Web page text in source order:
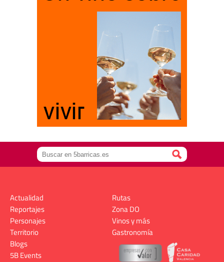
Actualidad
Reportajes
Personajes
Territorio
Rutas
Zona DO
Vinos y más
Gastronomía
Blogs
5B Events